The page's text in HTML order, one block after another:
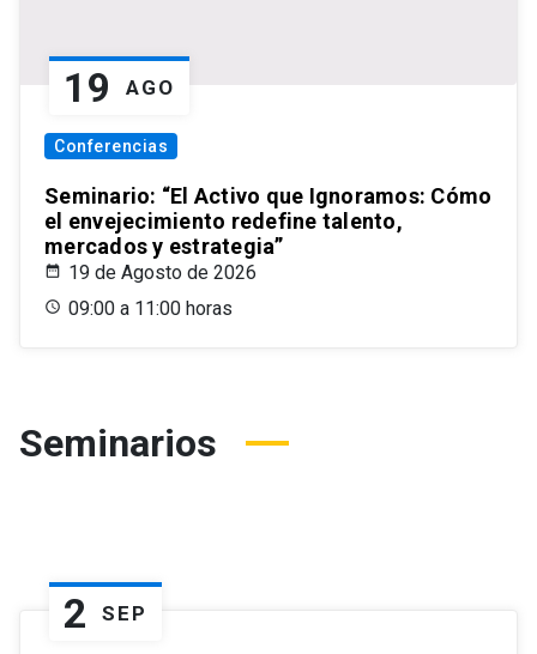
19 AGO
Conferencias
Seminario: “El Activo que Ignoramos: Cómo
el envejecimiento redefine talento,
mercados y estrategia”
19 de Agosto de 2026
09:00 a 11:00 horas
Seminarios
2 SEP